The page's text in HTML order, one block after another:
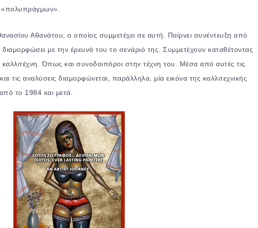
«πολυπράγμων».
Αθανάτου, ο οποίος συμμετέχει σε αυτή. Παίρνει συνέντευξη από
με την έρευνά του το σενάριό της. Συμμετέχουν καταθέτοντας
καλλιτέχνη. Όπως και συνοδοιπόροι στην τέχνη του. Μέσα από αυτές τις
τις αναλύσεις διαμορφώνεται, παράλληλα, μία εικόνα της καλλιτεχνικής
το 1984 και μετά.